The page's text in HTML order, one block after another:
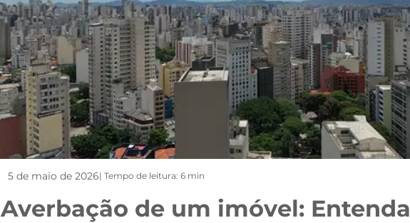
5 de maio de 2026| Tempo de leitura: 6 min
Averbação de um imóvel: Entenda